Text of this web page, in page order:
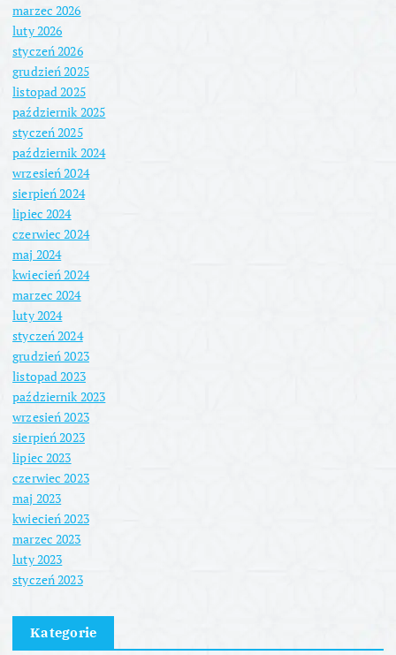
marzec 2026
luty 2026
styczeń 2026
grudzień 2025
listopad 2025
październik 2025
styczeń 2025
październik 2024
wrzesień 2024
sierpień 2024
lipiec 2024
czerwiec 2024
maj 2024
kwiecień 2024
marzec 2024
luty 2024
styczeń 2024
grudzień 2023
listopad 2023
październik 2023
wrzesień 2023
sierpień 2023
lipiec 2023
czerwiec 2023
maj 2023
kwiecień 2023
marzec 2023
luty 2023
styczeń 2023
Kategorie